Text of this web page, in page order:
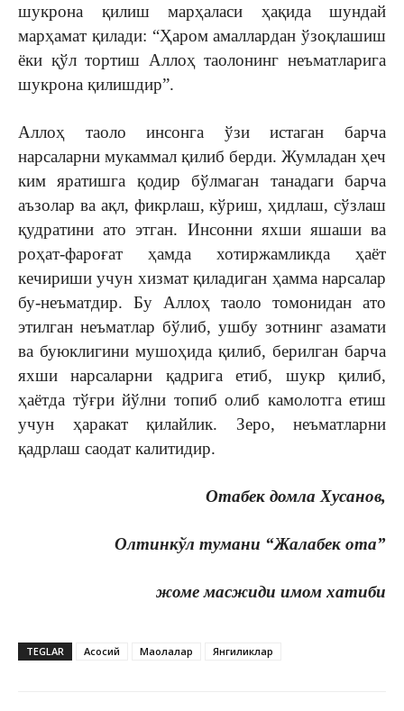
шукрона қилиш марҳаласи ҳақида шундай
марҳамат қилади: “Ҳаром амаллардан ўзоқлашиш
ёки қўл тортиш Аллоҳ таолонинг неъматларига
шукрона қилишдир”.
Аллоҳ таоло инсонга ўзи истаган барча
нарсаларни мукаммал қилиб берди. Жумладан ҳеч
ким яратишга қодир бўлмаган танадаги барча
аъзолар ва ақл, фикрлаш, кўриш, ҳидлаш, сўзлаш
қудратини ато этган. Инсонни яхши яшаши ва
роҳат-фароғат ҳамда хотиржамликда ҳаёт
кечириши учун хизмат қиладиган ҳамма нарсалар
бу-неъматдир. Бу Аллоҳ таоло томонидан ато
этилган неъматлар бўлиб, ушбу зотнинг азамати
ва буюклигини мушоҳида қилиб, берилган барча
яхши нарсаларни қадрига етиб, шукр қилиб,
ҳаётда тўғри йўлни топиб олиб камолотга етиш
учун ҳаракат қилайлик. Зеро, неъматларни
қадрлаш саодат калитидир.
Отабек домла Хусанов,
Олтинкўл тумани “Жалабек ота”
жоме масжиди имом хатиби
TEGLAR Асосий Мақолалар Янгиликлар